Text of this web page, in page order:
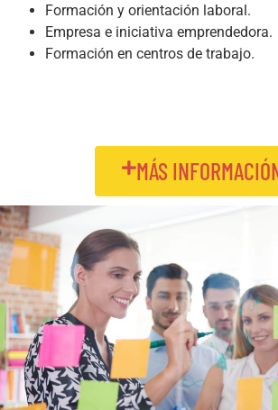
Formación y orientación laboral.
Empresa e iniciativa emprendedora.
Formación en centros de trabajo.
MÁS